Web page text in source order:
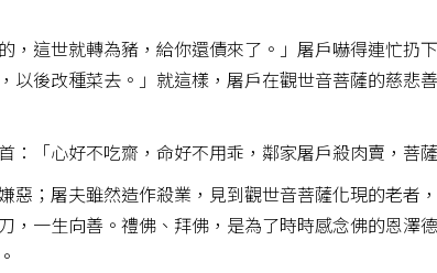
，這世就轉為豬，給你還債來了。」屠戶嚇得連忙扔
以後改種菜去。」就這樣，屠戶在觀世音菩薩的慈悲
「心好不吃齋，命好不用乖，鄰家屠戶殺肉賣，菩薩
惡；屠夫雖然造作殺業，見到觀世音菩薩化現的老者
，一生向善。禮佛、拜佛，是為了時時感念佛的恩澤